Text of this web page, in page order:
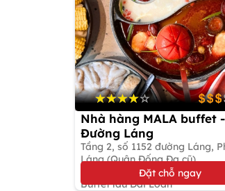
Nhà hàng MALA buffet -
Đường Láng
Tầng 2, số 1152 đường Láng,
Láng (Quận Đống Đa cũ)
Buffet lẩu Đài Loan
Đặt chỗ ngay